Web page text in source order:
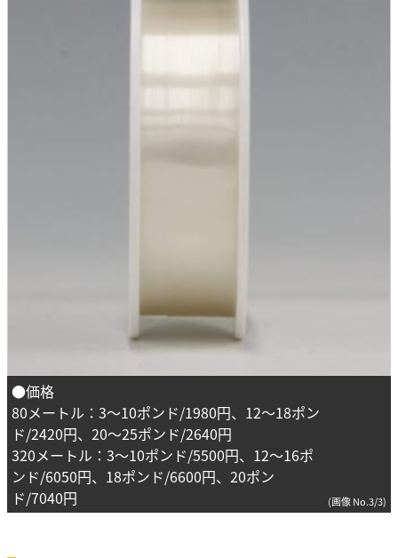
●価格
80メートル：3～10ポンド/1980円、12～18ポン
ド/2420円、20～25ポンド/2640円
320メートル：3～10ポンド/5500円、12～16ポ
ンド/6050円、18ポンド/6600円、20ポン
ド/7040円
(画像 No.3/3)